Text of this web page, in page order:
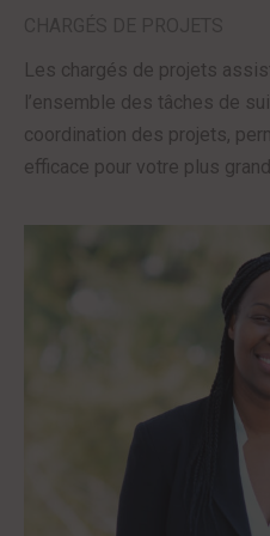
Les chargés de projets
l’ensemble des tâches de
coordination des projets,
efficace pour votre plus